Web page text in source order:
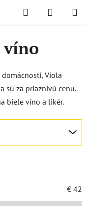
Hľadať
KOŠÍK
víno
Viola
sú za priaznivú cenu.
biele víno a likér.
€ 42